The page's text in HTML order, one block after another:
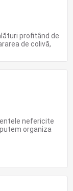
profitând de
de colivă,
nefericite
organiza